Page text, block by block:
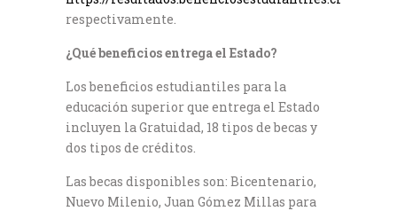
respectivamente.
¿Qué beneficios entrega el Estado?
Los beneficios estudiantiles para la
educación superior que entrega el Estado
incluyen la Gratuidad, 18 tipos de becas y
dos tipos de créditos.
Las becas disponibles son: Bicentenario,
Nuevo Milenio, Juan Gómez Millas para